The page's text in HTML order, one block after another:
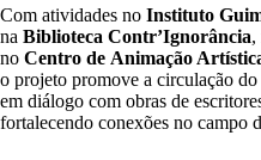
Com atividades no Instituto
na Biblioteca Contr’Ignorância,
no Centro de Animação
o projeto promove a circulação
em diálogo com obras de
fortalecendo conexões no campo